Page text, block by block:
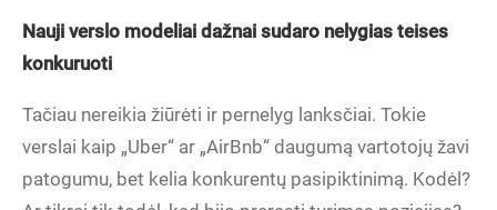
Nauji verslo modeliai dažnai sudaro nelygias teises
konkuruoti
Tačiau nereikia žiūrėti ir pernelyg lanksčiai. Tokie
verslai kaip „Uber“ ar „AirBnb“ daugumą vartotojų žavi
patogumu, bet kelia konkurentų pasipiktinimą. Kodėl?